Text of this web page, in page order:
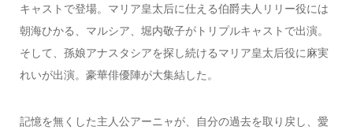
キャストで登場。マリア皇太后に仕える伯爵夫人リリー役には
朝海ひかる、マルシア、堀内敬子がトリプルキャストで出演。
そして、孫娘アナスタシアを探し続けるマリア皇太后役に麻実
れいが出演。豪華俳優陣が大集結した。
記憶を無くした主人公アーニャが、自分の過去を取り戻し、愛